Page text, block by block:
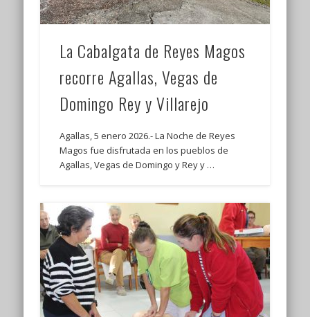
La Cabalgata de Reyes Magos
recorre Agallas, Vegas de
Domingo Rey y Villarejo
Agallas, 5 enero 2026.- La Noche de Reyes
Magos fue disfrutada en los pueblos de
Agallas, Vegas de Domingo y Rey y …